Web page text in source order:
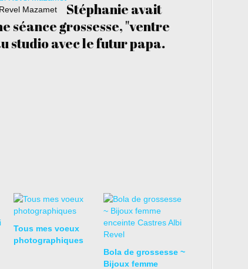
Mazamet
Stéphanie avait
séance grossesse, "ventre
studio avec le futur papa.
Tous mes voeux
photographiques
Bola de grossesse ~
Bijoux femme